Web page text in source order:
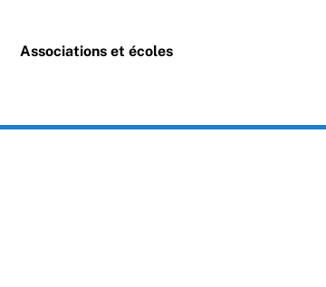
Associations et écoles